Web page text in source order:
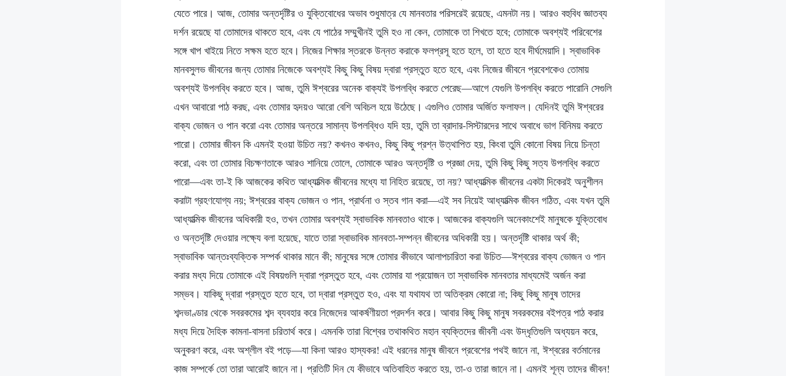
যেতে পারে। আজ, তোমার অন্তর্দৃষ্টির ও যুক্তিবোধের অভাব শুধুমাত্র যে মানবতার পরিসরেই রয়েছে, এমনটা নয়। আরও বহুবিধ জ্ঞাতব্য
দর্শন রয়েছে যা তোমাদের থাকতে হবে, এবং যে পাঠের সম্মুখীনই তুমি হও না কেন, তোমাকে তা শিখতে হবে; তোমাকে অবশ্যই পরিবেশের
সঙ্গে খাপ খাইয়ে নিতে সক্ষম হতে হবে। নিজের শিক্ষার স্তরকে উন্নত করাকে ফলপ্রসূ হতে হলে, তা হতে হবে দীর্ঘমেয়াদি। স্বাভাবিক
মানবসুলভ জীবনের জন্য তোমার নিজেকে অবশ্যই কিছু কিছু বিষয় দ্বারা প্রস্তুত হতে হবে, এবং নিজের জীবনে প্রবেশকেও তোমায়
অবশ্যই উপলব্ধি করতে হবে। আজ, তুমি ঈশ্বরের অনেক বাক্যই উপলব্ধি করতে পেরেছ—আগে যেগুলি উপলব্ধি করতে পারোনি সেগুলি
এখন আবারো পাঠ করছ, এবং তোমার হৃদয়ও আরো বেশি অবিচল হয়ে উঠেছে। এগুলিও তোমার অর্জিত ফলাফল। যেদিনই তুমি ঈশ্বরের
বাক্য ভোজন ও পান করো এবং তোমার অন্তরে সামান্য উপলব্ধিও যদি হয়, তুমি তা ব্রাদার-সিস্টারদের সাথে অবাধে ভাগ বিনিময় করতে
পারো। তোমার জীবন কি এমনই হওয়া উচিত নয়? কখনও কখনও, কিছু কিছু প্রশ্ন উত্থাপিত হয়, কিংবা তুমি কোনো বিষয় নিয়ে চিন্তা
করো, এবং তা তোমার বিচক্ষণতাকে আরও শানিয়ে তোলে, তোমাকে আরও অন্তর্দৃষ্টি ও প্রজ্ঞা দেয়, তুমি কিছু কিছু সত্য উপলব্ধি করতে
পারো—এবং তা-ই কি আজকের কথিত আধ্যাত্মিক জীবনের মধ্যে যা নিহিত রয়েছে, তা নয়? আধ্যাত্মিক জীবনের একটা দিকেরই অনুশীলন
করাটা গ্রহণযোগ্য নয়; ঈশ্বরের বাক্য ভোজন ও পান, প্রার্থনা ও স্তব গান করা—এই সব নিয়েই আধ্যাত্মিক জীবন গঠিত, এবং যখন তুমি
আধ্যাত্মিক জীবনের অধিকারী হও, তখন তোমার অবশ্যই স্বাভাবিক মানবতাও থাকে। আজকের বাক্যগুলি অনেকাংশেই মানুষকে যুক্তিবোধ
ও অন্তর্দৃষ্টি দেওয়ার লক্ষ্যে বলা হয়েছে, যাতে তারা স্বাভাবিক মানবতা-সম্পন্ন জীবনের অধিকারী হয়। অন্তর্দৃষ্টি থাকার অর্থ কী;
স্বাভাবিক আন্তঃব্যক্তিক সম্পর্ক থাকার মানে কী; মানুষের সঙ্গে তোমার কীভাবে আলাপচারিতা করা উচিত—ঈশ্বরের বাক্য ভোজন ও পান
করার মধ্য দিয়ে তোমাকে এই বিষয়গুলি দ্বারা প্রস্তুত হবে, এবং তোমার যা প্রয়োজন তা স্বাভাবিক মানবতার মাধ্যমেই অর্জন করা
সম্ভব। যাকিছু দ্বারা প্রস্তুত হতে হবে, তা দ্বারা প্রস্তুত হও, এবং যা যথাযথ তা অতিক্রম কোরো না; কিছু কিছু মানুষ তাদের
শব্দভাণ্ডার থেকে সবরকমের শব্দ ব্যবহার করে নিজেদের আকর্ষণীয়তা প্রদর্শন করে। আবার কিছু কিছু মানুষ সবরকমের বইপত্র পাঠ করার
মধ্য দিয়ে দৈহিক কামনা-বাসনা চরিতার্থ করে। এমনকি তারা বিশ্বের তথাকথিত মহান ব্যক্তিদের জীবনী এবং উদ্ধৃতিগুলি অধ্যয়ন করে,
অনুকরণ করে, এবং অশ্লীল বই পড়ে—যা কিনা আরও হাস্যকর! এই ধরনের মানুষ জীবনে প্রবেশের পথই জানে না, ঈশ্বরের বর্তমানের
কাজ সম্পর্কে তো তারা আরোই জানে না। প্রতিটি দিন যে কীভাবে অতিবাহিত করতে হয়, তা-ও তারা জানে না। এমনই শূন্য তাদের জীবন!